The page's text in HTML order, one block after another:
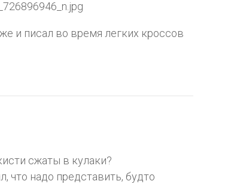
и писал во время легких кроссов
сжаты в кулаки?
что надо представить, будто